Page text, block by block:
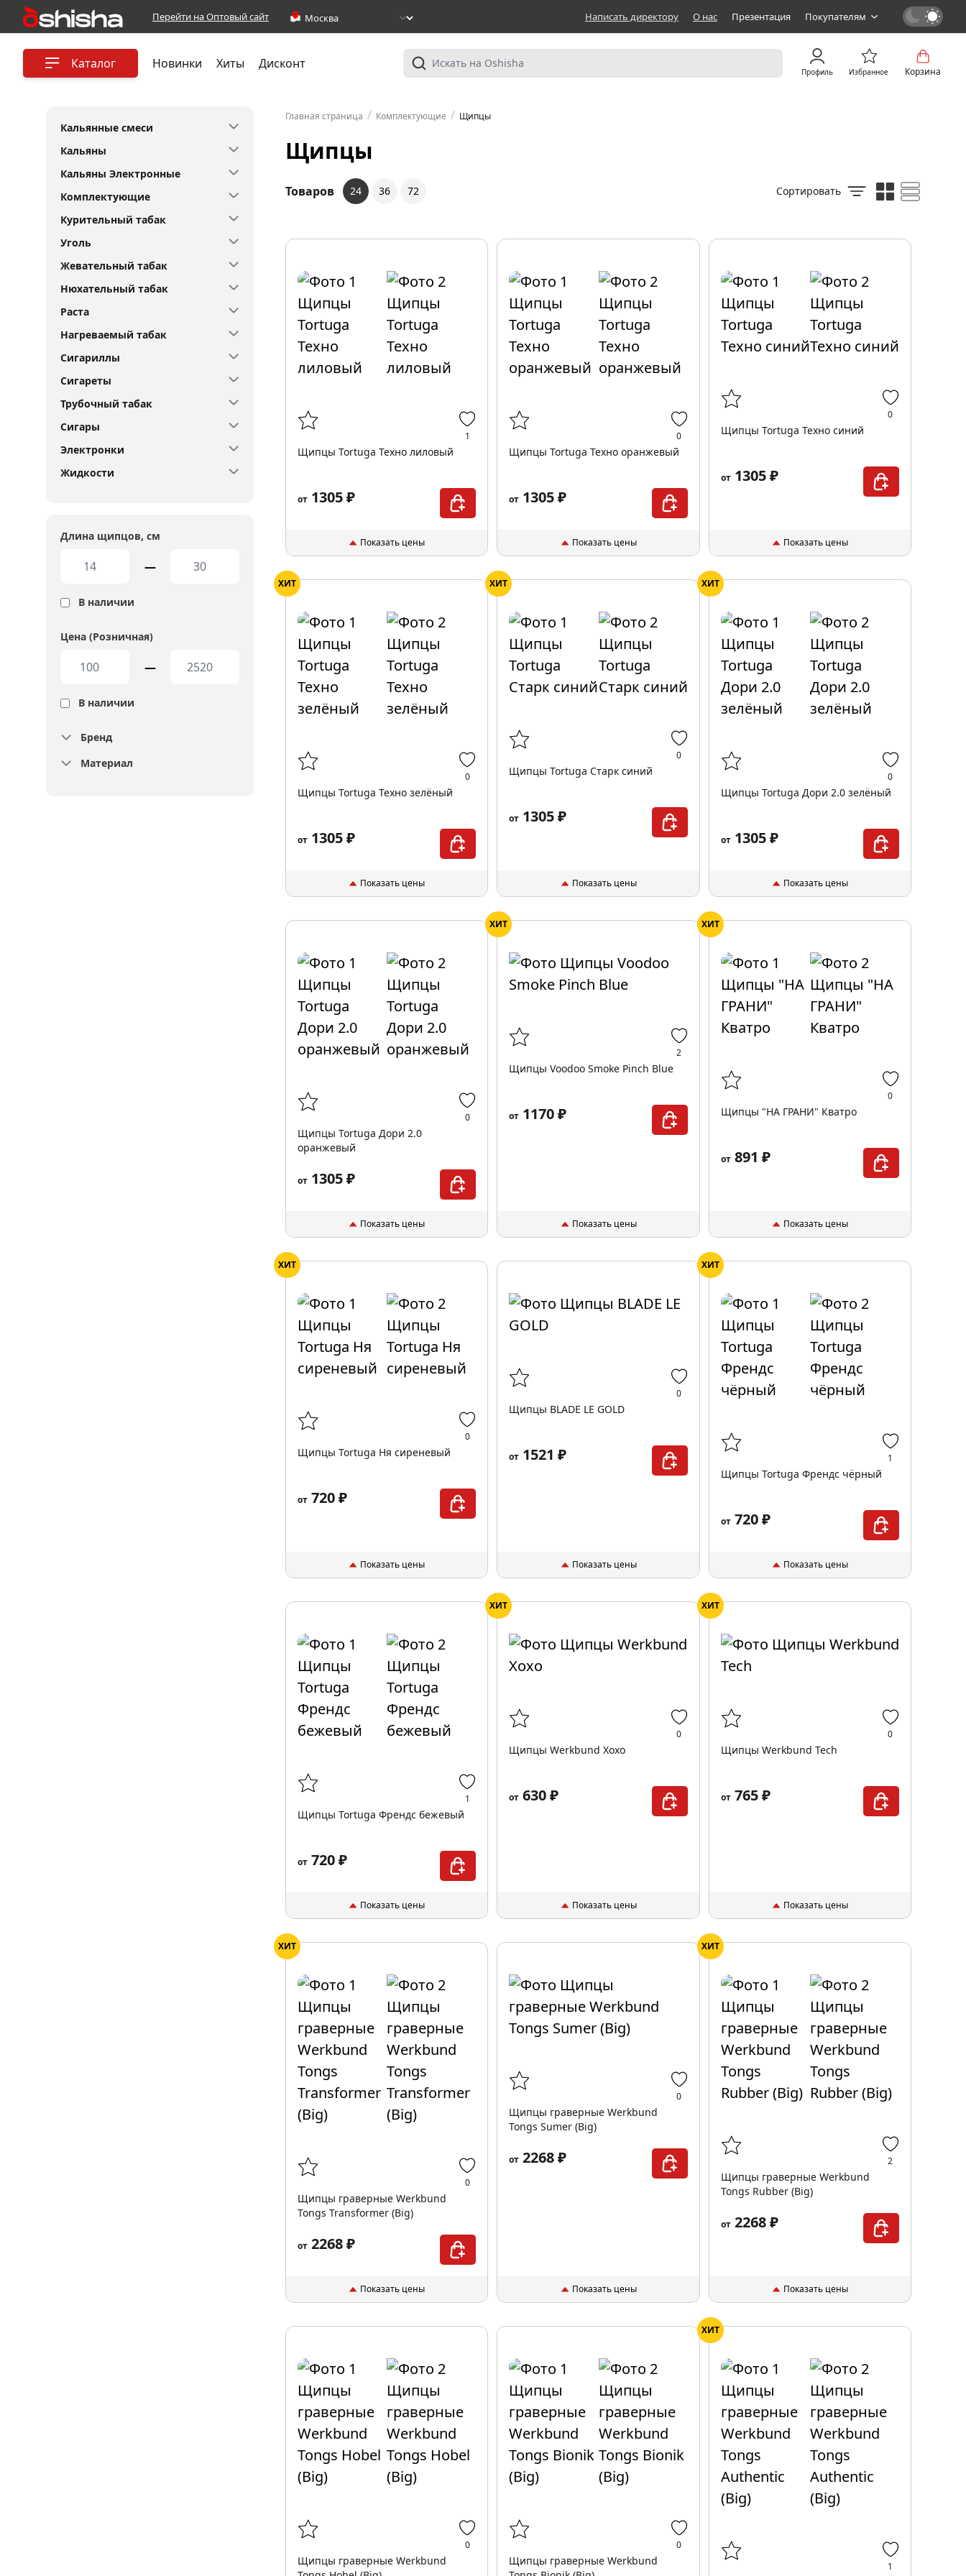
Перейти на Оптовый сайт Написать директору О нас Презентация Покупателям
Каталог Новинки Хиты Дисконт
Профиль Избранное Корзина
Кальянные смеси
Кальяны
Кальяны Электронные
Комплектующие
Курительный табак
Уголь
Жевательный табак
Нюхательный табак
Раста
Нагреваемый табак
Сигариллы
Сигареты
Трубочный табак
Сигары
Электронки
Жидкости
Длина щипцов, см
—
В наличии
Цена (Розничная)
—
В наличии
Бренд
Материал
Главная страница / Комплектующие / Щипцы
Щипцы
Товаров 24 36 72 Сортировать
1
Щипцы Tortuga Техно лиловый
от 1305 ₽
Показать цены
0
Щипцы Tortuga Техно оранжевый
от 1305 ₽
Показать цены
0
Щипцы Tortuga Техно синий
от1305 ₽
Показать цены
ХИТ
0
Щипцы Tortuga Техно зелёный
от 1305 ₽
Показать цены
ХИТ
0
Щипцы Tortuga Старк синий
от 1305 ₽
Показать цены
ХИТ
0
Щипцы Tortuga Дори 2.0 зелёный
от1305 ₽
Показать цены
0
Щипцы Tortuga Дори 2.0
оранжевый
от 1305 ₽
Показать цены
ХИТ
2
Щипцы Voodoo Smoke Pinch Blue
от 1170 ₽
Показать цены
ХИТ
0
Щипцы "НА ГРАНИ" Кватро
от891 ₽
Показать цены
ХИТ
0
Щипцы Tortuga Ня сиреневый
от 720 ₽
Показать цены
0
Щипцы BLADE LE GOLD
от 1521 ₽
Показать цены
ХИТ
1
Щипцы Tortuga Френдс чёрный
от720 ₽
Показать цены
1
Щипцы Tortuga Френдс бежевый
от 720 ₽
Показать цены
ХИТ
0
Щипцы Werkbund Xoxo
от 630 ₽
Показать цены
ХИТ
0
Щипцы Werkbund Tech
от765 ₽
Показать цены
ХИТ
0
Щипцы граверные Werkbund
Tongs Transformer (Big)
от 2268 ₽
Показать цены
0
Щипцы граверные Werkbund
Tongs Sumer (Big)
от 2268 ₽
Показать цены
ХИТ
2
Щипцы граверные Werkbund
Tongs Rubber (Big)
от2268 ₽
Показать цены
0
Щипцы граверные Werkbund
0
Щипцы граверные Werkbund
ХИТ
1